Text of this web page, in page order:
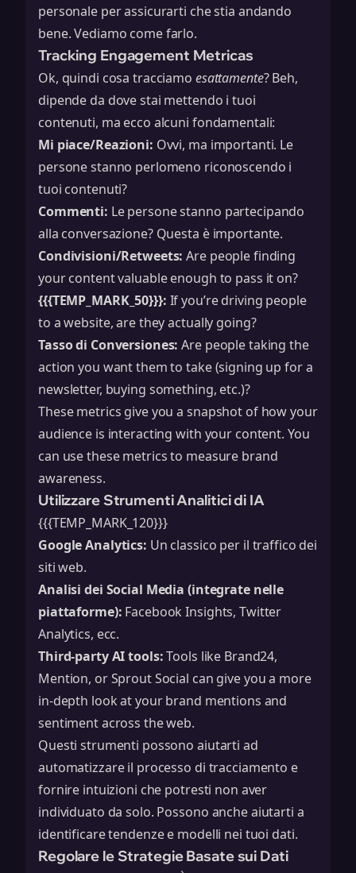
personale per assicurarti che stia andando
bene. Vediamo come farlo.
Tracking Engagement Metricas
Ok, quindi cosa tracciamo esattamente? Beh,
dipende da dove stai mettendo i tuoi
contenuti, ma ecco alcuni fondamentali:
Mi piace/Reazioni: Ovvi, ma importanti. Le
persone stanno perlomeno riconoscendo i
tuoi contenuti?
Commenti: Le persone stanno partecipando
alla conversazione? Questa è importante.
Condivisioni/Retweets: Are people finding
your content valuable enough to pass it on?
{{{TEMP_MARK_50}}}: If you’re driving people
to a website, are they actually going?
Tasso di Conversiones: Are people taking the
action you want them to take (signing up for a
newsletter, buying something, etc.)?
These metrics give you a snapshot of how your
audience is interacting with your content. You
can use these metrics to measure brand
awareness.
Utilizzare Strumenti Analitici di IA
{{{TEMP_MARK_120}}}
Google Analytics: Un classico per il traffico dei
siti web.
Analisi dei Social Media (integrate nelle
piattaforme): Facebook Insights, Twitter
Analytics, ecc.
Third-party AI tools:Tools like Brand24,
Mention, or Sprout Social can give you a more
in-depth look at your brand mentions and
sentiment across the web.
Questi strumenti possono aiutarti ad
automatizzare il processo di tracciamento e
fornire intuizioni che potresti non aver
individuato da solo. Possono anche aiutarti a
identificare tendenze e modelli nei tuoi dati.
Regolare le Strategie Basate sui Dati